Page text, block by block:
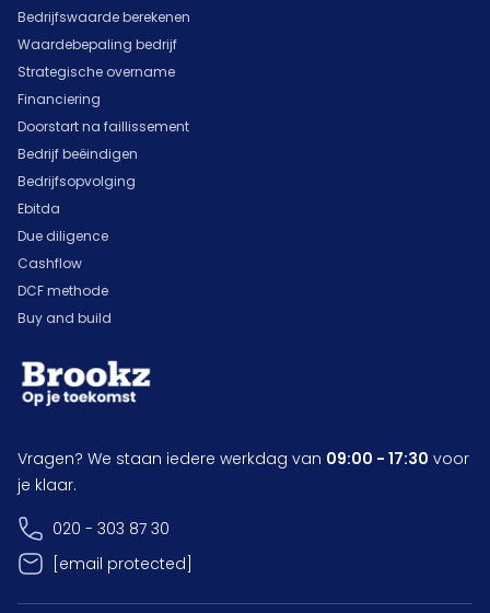
Bedrijfswaarde berekenen
Waardebepaling bedrijf
Strategische overname
Financiering
Doorstart na faillissement
Bedrijf beëindigen
Bedrijfsopvolging
Ebitda
Due diligence
Cashflow
DCF methode
Buy and build
Vragen? We staan iedere werkdag van 09:00 - 17:30 voor
je klaar.
020 - 303 87 30
[email protected]